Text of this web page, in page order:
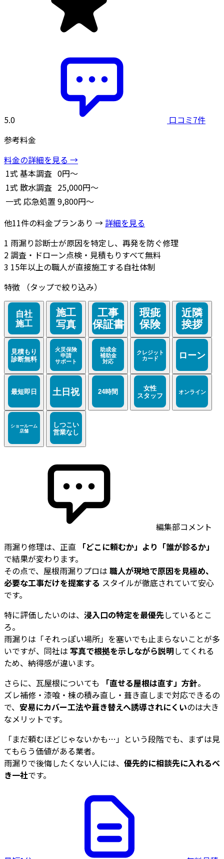
5.0
口コミ7件
参考料金
料金の詳細を見る →
1式 基本調査 0円～
1式 散水調査 25,000円～
一式 応急処置 9,800円～
他11件の料金プランあり → 詳細を見る
1 雨漏り診断士が原因を特定し、再発を防ぐ修理
2調査・ドローン点検・見積もりすべて無料
3 15年以上の職人が直接施工する自社体制
特徴
（タップで絞り込み）
編集部コメント
雨漏り修理は、正直 「どこに頼むか」より「誰が診るか」
で結果が変わります。
その点で、屋根雨漏りプロは 職人が現地で原因を見極め、
必要な工事だけを提案する スタイルが徹底されていて安心
です。
特に評価したいのは、 浸入口の特定を最優先しているとこ
ろ。
雨漏りは「それっぽい場所」を塞いでも止まらないことが多
いですが、同社は 写真で根拠を示しながら説明してくれる
ため、納得感が違います。
さらに、瓦屋根についても
「直せる屋根は直す」方針。
ズレ補修・漆喰・棟の積み直し・葺き直しまで対応できるの
で、 安易にカバー工法や葺き替えへ誘導されにくいのは大き
なメリットです。
「まだ頼むほどじゃないかも…」という段階でも、まずは見
てもらう価値がある業者。
雨漏りで後悔したくない人には、 優先的に相談先に入れるべ
き一社です。